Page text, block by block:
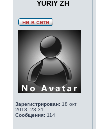
YURIY ZH
Зарегистрирован: 18 окт
2013, 23:31
Сообщения: 114